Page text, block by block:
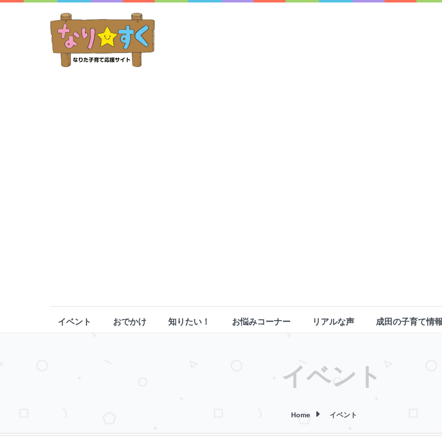
イベント おでかけ 知りたい！ お悩みコーナー リアルな声 成田の子育て情
イベント
Home イベント